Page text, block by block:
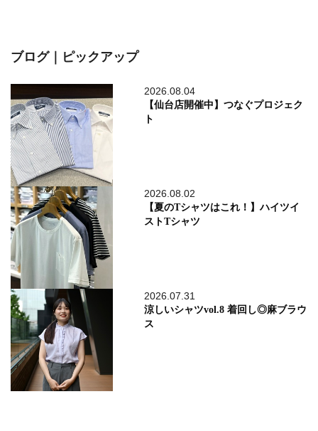
ブログ｜ピックアップ
2026.08.04
【仙台店開催中】つなぐプロジェク
ト
2026.08.02
【夏のTシャツはこれ！】ハイツイ
ストTシャツ
2026.07.31
涼しいシャツvol.8 着回し◎麻ブラウ
ス